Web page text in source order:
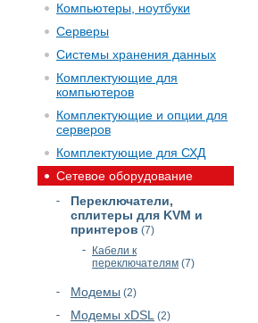
Компьютеры, ноутбуки
Серверы
Системы хранения данных
Комплектующие для
компьютеров
Комплектующие и опции для
серверов
Комплектующие для СХД
Сетевое оборудование
Переключатели,
сплитеры для KVM и
принтеров (7)
Кабели к
переключателям (7)
Модемы (2)
Модемы xDSL (2)